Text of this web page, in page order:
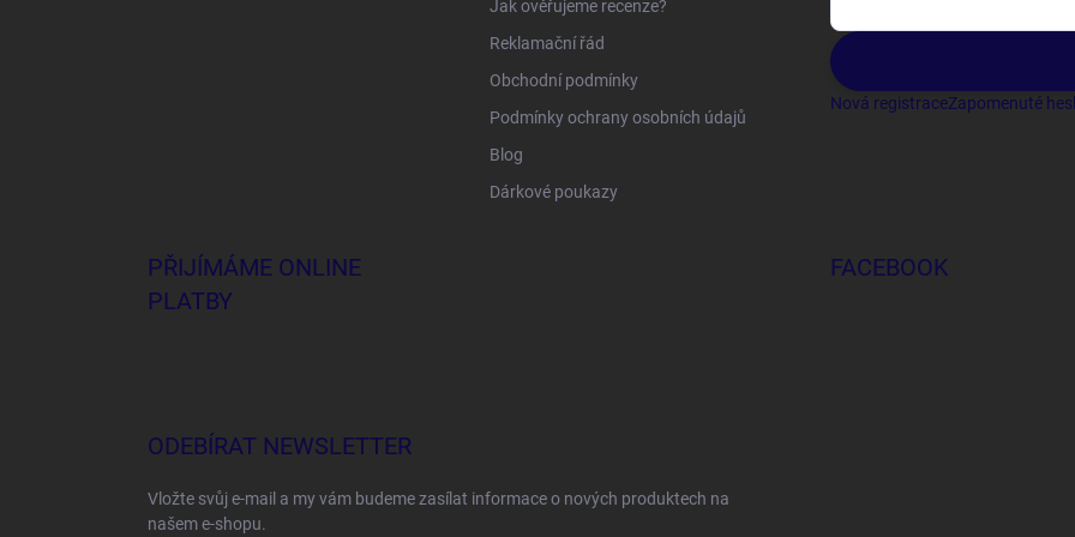
Jak ověřujeme recenze?
Reklamační řád
Obchodní podmínky
Podmínky ochrany osobních údajů
Blog
Dárkové poukazy
Nová registraceZapomenuté
PŘIJÍMÁME ONLINE
PLATBY
FACEBOOK
ODEBÍRAT NEWSLETTER
Vložte svůj e-mail a my vám budeme zasílat informace o nových produktech na
našem e-shopu.